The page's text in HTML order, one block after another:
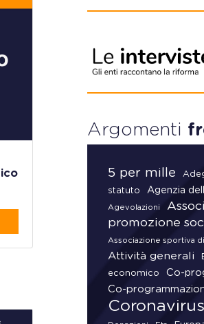
Argomenti
5 per mille
statuto
Agenzia
Agevolazioni
promozione
Associazione sportiva
Attività generali
economico
Co-
Co-
Coronavirus